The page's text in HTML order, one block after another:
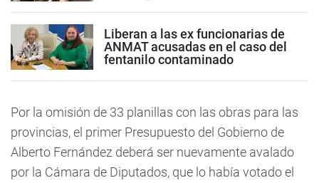
Liberan a las ex funcionarias de
ANMAT acusadas en el caso del
fentanilo contaminado
Por la omisión de 33 planillas con las obras para las
provincias, el primer Presupuesto del Gobierno de
Alberto Fernández deberá ser nuevamente avalado
por la Cámara de Diputados, que lo había votado el